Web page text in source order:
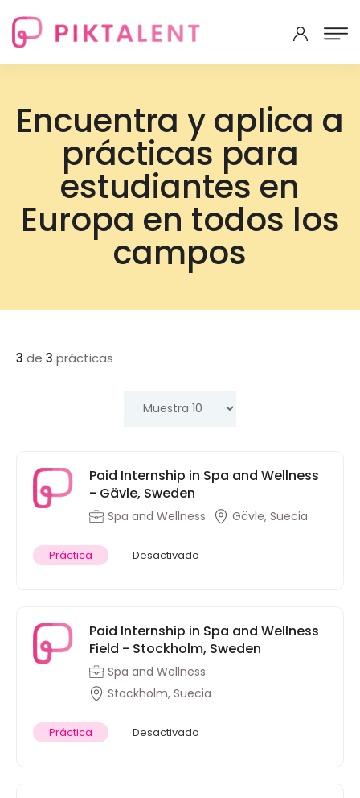
Encuentra y aplica a
prácticas para
estudiantes en
Europa en todos los
campos
3 de 3 prácticas
Paid Internship in Spa and Wellness
- Gävle, Sweden
Spa and Wellness Gävle, Suecia
Práctica Desactivado
Paid Internship in Spa and Wellness
Field - Stockholm, Sweden
Spa and Wellness
Stockholm, Suecia
Práctica Desactivado